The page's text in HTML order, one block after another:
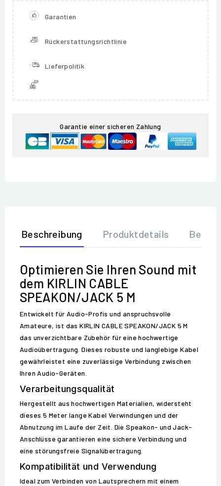
Garantien
Rückerstattungsrichtlinie
Lieferpolitik
Garantie einer sicheren Zahlung
Beschreibung Produktdetails
Optimieren Sie Ihren Sound mit
dem KIRLIN CABLE
SPEAKON/JACK 5 M
Entwickelt für Audio-Profis und anspruchsvolle
Amateure, ist das KIRLIN CABLE SPEAKON/JACK 5 M
das unverzichtbare Zubehör für eine hochwertige
Audioübertragung. Dieses robuste und langlebige Kabel
gewährleistet eine zuverlässige Verbindung zwischen
Ihren Audio-Geräten.
Verarbeitungsqualität
Hergestellt aus hochwertigen Materialien, widersteht
dieses 5 Meter lange Kabel Verwindungen und der
Abnutzung im Laufe der Zeit. Die Speakon- und Jack-
Anschlüsse garantieren eine sichere Verbindung und
eine störungsfreie Signalübertragung.
Kompatibilität und Verwendung
Ideal zum Verbinden von Lautsprechern mit einem